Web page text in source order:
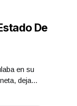
De
en su
deja...